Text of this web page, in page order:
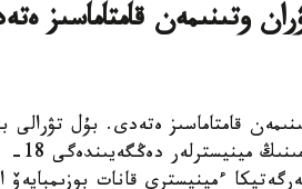
وتىنىمەن قامتاماسىز
قامتاماسىز ەتەدى. بۇل تۋرالى
ەلوردادا ءوتىپ جاتقان ازياداعى يادرولىق كووپەراتسيالار فورۋمىنىڭ مينيسترلەر دەڭگەيىندەگى 18-
ءمينيسترى قانات بوزىمبايەۆ